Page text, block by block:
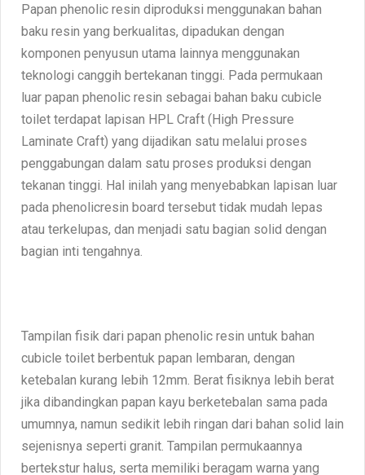
Papan phenolic resin diproduksi menggunakan bahan
baku resin yang berkualitas, dipadukan dengan
komponen penyusun utama lainnya menggunakan
teknologi canggih bertekanan tinggi. Pada permukaan
luar papan phenolic resin sebagai bahan baku cubicle
toilet terdapat lapisan HPL Craft (High Pressure
Laminate Craft) yang dijadikan satu melalui proses
penggabungan dalam satu proses produksi dengan
tekanan tinggi. Hal inilah yang menyebabkan lapisan luar
pada phenolicresin board tersebut tidak mudah lepas
atau terkelupas, dan menjadi satu bagian solid dengan
bagian inti tengahnya.
Tampilan fisik dari papan phenolic resin untuk bahan
cubicle toilet berbentuk papan lembaran, dengan
ketebalan kurang lebih 12mm. Berat fisiknya lebih berat
jika dibandingkan papan kayu berketebalan sama pada
umumnya, namun sedikit lebih ringan dari bahan solid lain
sejenisnya seperti granit. Tampilan permukaannya
bertekstur halus, serta memiliki beragam warna yang